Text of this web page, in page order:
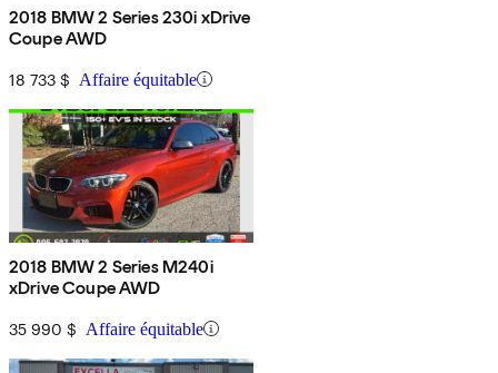
2018 BMW 2 Series 230i xDrive
Coupe AWD
18 733 $ Affaire équitable
2018 BMW 2 Series M240i
xDrive Coupe AWD
35 990 $ Affaire équitable